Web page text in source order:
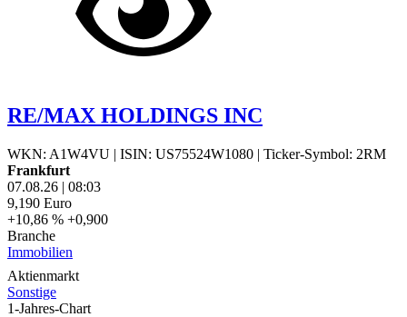
RE/MAX HOLDINGS INC
WKN: A1W4VU | ISIN: US75524W1080 | Ticker-Symbol: 2RM
Frankfurt
07.08.26 | 08:03
9,190 Euro
+10,86 % +0,900
Branche
Immobilien
Aktienmarkt
Sonstige
1-Jahres-Chart